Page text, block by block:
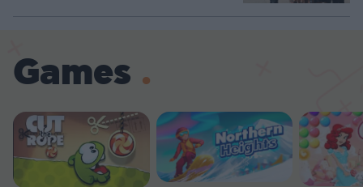
Games